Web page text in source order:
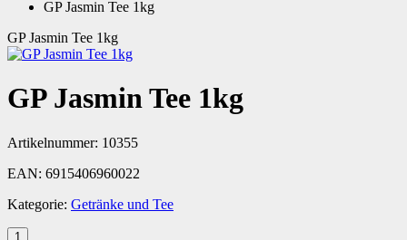
GP Jasmin Tee 1kg
GP Jasmin Tee 1kg
GP Jasmin Tee 1kg
Artikelnummer: 10355
EAN: 6915406960022
Kategorie: Getränke und Tee